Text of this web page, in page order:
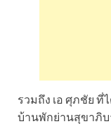
รวมถึง เอ ศุภชัย
บ้านพักย่านสุขาภิบ